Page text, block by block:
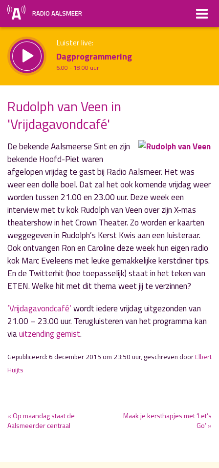
RADIO AALSMEER
Luister live:
Dagprogrammering
6.00 - 18.00 uur
Non-stop muziek
18.00 - 19.00 uur
Vorig uur uur 1 van x
Rudolph van Veen in
'Vrijdagavondcafé'
De bekende Aalsmeerse Sint en zijn
bekende Hoofd-Piet waren
afgelopen vrijdag te gast bij Radio Aalsmeer. Het was
weer een dolle boel. Dat zal het ook komende vrijdag weer
worden tussen 21.00 en 23.00 uur. Deze week een
interview met tv kok Rudolph van Veen over zijn X-mas
theatershow in het Crown Theater. Zo worden er kaarten
weggegeven in Rudolph’s Kerst Kwis aan een luisteraar.
Ook ontvangen Ron en Caroline deze week hun eigen radio
kok Marc Eveleens met leuke gemakkelijke kerstdiner tips.
En de Twitterhit (hoe toepasselijk) staat in het teken van
ETEN. Welke hit met dit thema weet jij te verzinnen?
‘Vrijdagavondcafé‘wordt iedere vrijdag uitgezonden van
21.00 – 23.00 uur. Terugluisteren van het programma kan
viauitzending gemist.
Gepubliceerd: 6 december 2015 om 23:50 uur, geschreven doorElbert
Huijts
« Op maandag staat de
Aalsmeerder centraal
Maak je kersthapjes met ‘Let’s
Go’ »